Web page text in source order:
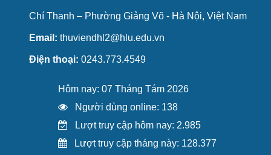
Chí Thanh – Phường Giảng Võ - Hà Nội, Việt Nam
Email: thuviendhl2@hlu.edu.vn
Điện thoại: 0243.773.4549
Hôm nay: 07 Tháng Tám 2026
Người dùng online: 138
Lượt truy cập hôm nay: 2.985
Lượt truy cập tháng này: 128.377